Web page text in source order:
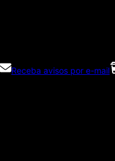
Receba avisos por e-mail